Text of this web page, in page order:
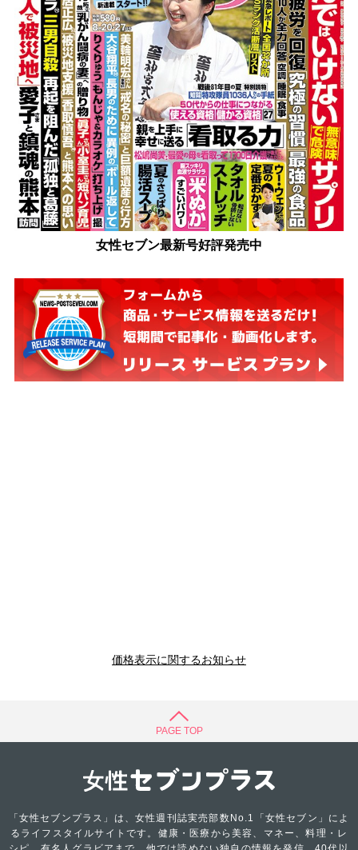
女性セブン最新号好評発売中
価格表示に関するお知らせ
PAGE TOP
「女性セブンプラス」は、女性週刊誌実売部数No.1「女性セブン」によ
るライフスタイルサイトです。健康・医療から美容、マネー、料理・レ